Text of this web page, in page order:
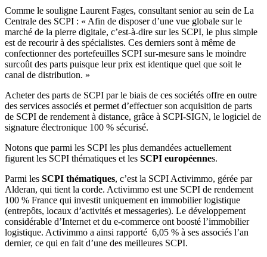
Comme le souligne Laurent Fages, consultant senior au sein de La
Centrale des SCPI : « Afin de disposer d’une vue globale sur le
marché de la pierre digitale, c’est-à-dire sur les SCPI, le plus simple
est de recourir à des spécialistes. Ces derniers sont à même de
confectionner des portefeuilles SCPI sur-mesure sans le moindre
surcoût des parts puisque leur prix est identique quel que soit le
canal de distribution. »
Acheter des parts de SCPI par le biais de ces sociétés offre en outre
des services associés et permet d’effectuer son acquisition de parts
de SCPI de rendement à distance, grâce à SCPI-SIGN, le logiciel de
signature électronique 100 % sécurisé.
Notons que parmi les SCPI les plus demandées actuellement
figurent les SCPI thématiques et les SCPI européennes.
Parmi les SCPI thématiques, c’est la SCPI Activimmo, gérée par
Alderan, qui tient la corde. Activimmo est une SCPI de rendement
100 % France qui investit uniquement en immobilier logistique
(entrepôts, locaux d’activités et messageries). Le développement
considérable d’Internet et du e-commerce ont boosté l’immobilier
logistique. Activimmo a ainsi rapporté 6,05 % à ses associés l’an
dernier, ce qui en fait d’une des meilleures SCPI.